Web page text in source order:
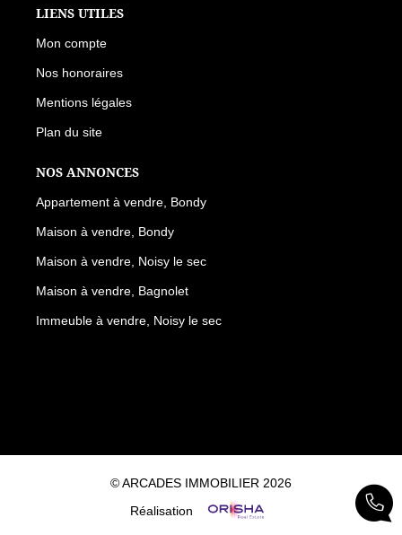
LIENS UTILES
Mon compte
Nos honoraires
Mentions légales
Plan du site
NOS ANNONCES
Appartement à vendre, Bondy
Maison à vendre, Bondy
Maison à vendre, Noisy le sec
Maison à vendre, Bagnolet
Immeuble à vendre, Noisy le sec
© ARCADES IMMOBILIER 2026
Réalisation